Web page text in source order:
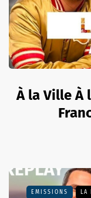
À la Ville À
EMISSIONS LA